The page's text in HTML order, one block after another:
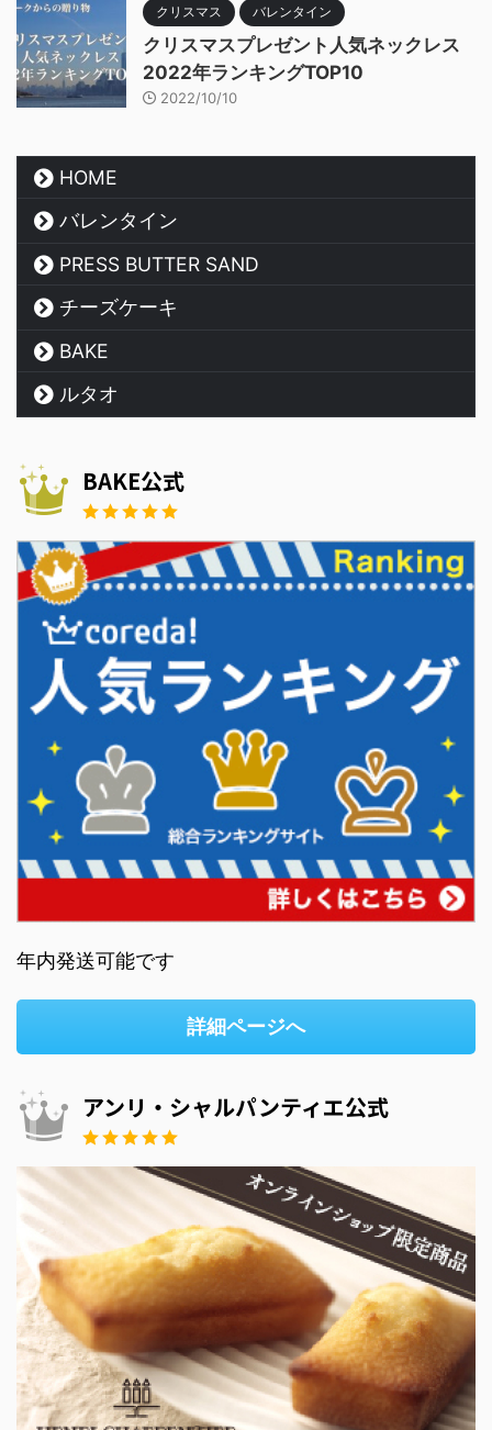
クリスマス バレンタイン
クリスマスプレゼント人気ネックレス
2022年ランキングTOP10
2022/10/10
HOME
バレンタイン
PRESS BUTTER SAND
チーズケーキ
BAKE
ルタオ
BAKE公式
年内発送可能です
詳細ページへ
アンリ・シャルパンティエ公式